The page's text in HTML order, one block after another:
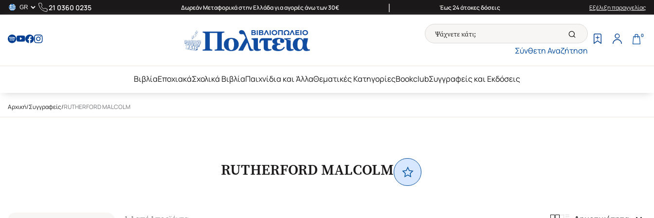
21 0360 0235 Δωρεάν Μεταφορικά στην Ελλάδα για αγορές άνω των 30€ | Έως 24 άτοκες δόσεις Εξέλιξη παραγγελίας
Σύνθετη Αναζήτηση
0
ΒιβλίαΕποχιακάΣχολικά ΒιβλίαΠαιχνίδια και ΆλλαΘεματικές ΚατηγορίεςBookclubΣυγγραφείς και Εκδόσεις
Αρχική/Συγγραφείς/RUTHERFORD MALCOLM
RUTHERFORD MALCOLM